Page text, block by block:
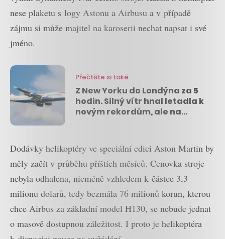
nese plaketu s logy Astonu a Airbusu a v případě
zájmu si může majitel na karoserii nechat napsat i své
jméno.
Přečtěte si také
Z New Yorku do Londýna za 5
hodin. Silný vítr hnal letadla k
novým rekordům, ale na
Dodávky helikoptéry ve speciální edici Aston Martin by
měly začít v průběhu příštích měsíců. Cenovka stroje
nebyla odhalena, nicméně vzhledem k částce 3,3
milionu dolarů, tedy bezmála 76 milionů korun, kterou
chce Airbus za základní model H130, se nebude jednat
o masově dostupnou záležitost. I proto je helikoptéra